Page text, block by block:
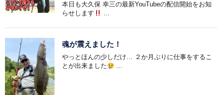
本日も大久保 幸三の最新YouTubeの配信開始をお知
らせします
...
魂が震えました！
やっとほんの少しだけ… ２か月ぶりに仕事をするこ
とが出来ました
...